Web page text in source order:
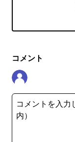
コメント